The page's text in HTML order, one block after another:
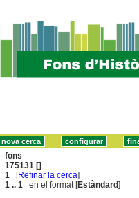
fons
175131 []
1 [Refinar la cerca]
1 .. 1 en el format [Estàndard]